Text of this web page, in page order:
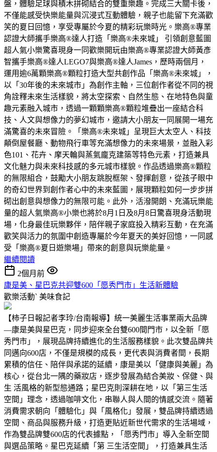
盤，體驗足球與積木拼砌結合的雙重樂趣。完成三大關卡後，
不僅能感受快樂能量與沉浸式互動體驗，親子也能留下充滿歡
笑的夏日回憶，享受專屬於今夏的精彩玩樂時光。樂高®專業
認證大師攜手樂高®達人打造「樂高®未來城」 引領創意藍圖
超人氣小樂驚喜現身一同歡樂開玩由樂高®專業認證大師黃彥
智攜手樂高®達人LEGO7與樂高®達人James，歷時兩個月，
運用逾6萬顆樂高®顆粒打造大型共創作品「樂高®未來城」，
以「30年後的未來城市」為創作主軸，三位創作者從不同的視
角詮釋未來生活樣貌，將太空探索、自然生態、在地特色與童
趣元素融入城市，透過一顆顆樂高®顆粒堆疊出一座結合科
技、人文與想像力的夢幻城市，邀請大小朋友一同展開一場充
滿驚喜的未來冒險。「樂高®未來城」呈現巨大太空人、科技
顛倒屋餐廳、動物飛行車等充滿想像力的未來場景，並融入彩
色101、花卉、摩天輪與蒸氣龐克建築等特色元素，打造兼具
文化魅力與未來科技感的多元城市樣貌。作品透過樂高®顆粒
的無限組合，鼓勵大小朋友跳脫框架、發揮創意，從孩子眼中
的奇幻世界到創作者心中的未來藍圖，展現顆粒如何一步步拼
砌出創意與想像力的無限可能。此外，活潑開朗、充滿玩樂能
量的超人氣樂高®小樂也將於8月1日及8月8日驚喜現身活動現
場，化身最佳玩樂夥伴，陪伴親子家庭投入精彩互動，在充滿
歡笑與活力的氛圍中創造專屬於今年夏天的美好回憶，一同感
受「樂高®夏日遊樂場」帶來的創意與玩樂能量。
繼續閱讀
2個月前
康是美、星巴克共迎雙600「愿秀門市」生活新體驗
歡樂活動ˋ 美味食記
【柿子日報記者李玲/台南報導】統一美麗生活事業兩大品牌
—康是美與星巴克，同步迎來全台雙600間門市，以全新「愿
秀門市」，展現品牌持續進化的生活服務樣貌。此次雙品牌共
同邁向600店，不僅是規模的成長，更代表與消費者間，長期
累積的信任、陪伴與承諾的延續，康是美以「健康與美麗」為
核心，從台北一隅的藥妝店，逐步發展為結合美妝、保健、與
生 活風格的新型態通路；星巴克則深耕在地，以「第三生活
空間」理念，透過咖啡文化，串聯人與人間的情感交流。隨著
消費需求朝向「體驗化」與「風格化」發展，雙品牌持續透過
空間、商品與服務升級，打造更貼近新世代需求的生活場域，
作為雙品牌雙600店的代表據點，「愿秀門市」導入全新空間
與選品策略。星巴克延續「第 三生活空間」，打造兼具生活